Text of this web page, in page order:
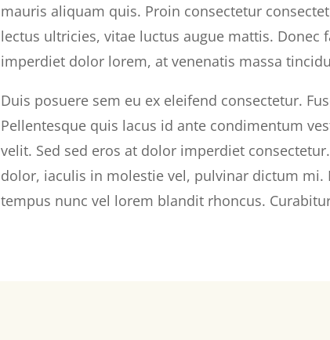
mauris aliquam quis. Proin consectetur
lectus ultricies, vitae luctus augue mattis.
imperdiet dolor lorem, at venenatis massa
Duis posuere sem eu ex eleifend consectetur.
Pellentesque quis lacus id ante condimentum
velit. Sed sed eros at dolor imperdiet
dolor, iaculis in molestie vel, pulvinar dictum
tempus nunc vel lorem blandit rhoncus.